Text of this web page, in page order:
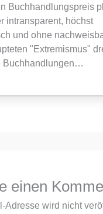
Buchhandlungspreis
intransparent, höchst
und ohne
"Extremismus"
Buchhandlungen…
einen
Adresse wird nicht